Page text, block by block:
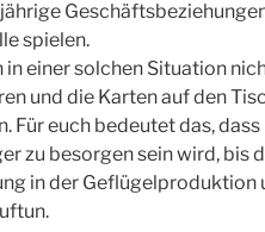
spielen.
in einer solchen Situation
und die Karten auf den
Für euch bedeutet das,
zu besorgen sein wird, bis
in der Geflügelproduktion